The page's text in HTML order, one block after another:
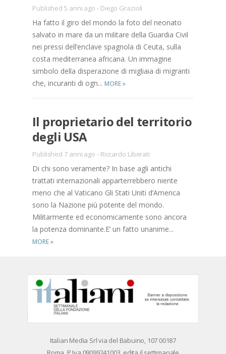
Published 5 anni ago - Diego Grazioli
Ha fatto il giro del mondo la foto del neonato
salvato in mare da un militare della Guardia Civil
nei pressi dell’enclave spagnola di Ceuta, sulla
costa mediterranea africana. Un immagine
simbolo della disperazione di migliaia di migranti
che, incuranti di ogn... MORE»
Il proprietario del territorio
degli USA
Published 7 anni ago - Riccardo Liberati
Di chi sono veramente? In base agli antichi
trattati internazionali apparterrebbero niente
meno che al Vaticano Gli Stati Uniti d’America
sono la Nazione più potente del mondo.
Militarmente ed economicamente sono ancora
la potenza dominante.E’ un fatto unanime...
MORE»
Ita­lian Me­dia Srl via del Ba­bui­no, 107 00187